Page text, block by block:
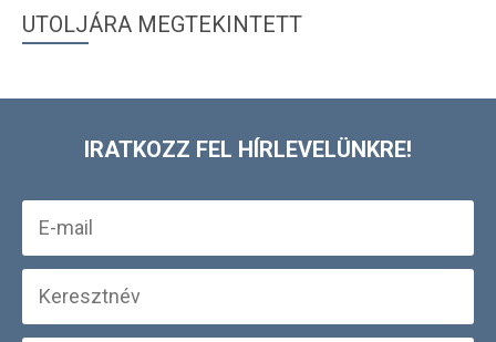
UTOLJÁRA MEGTEKINTETT
IRATKOZZ FEL HÍRLEVELÜNKRE!